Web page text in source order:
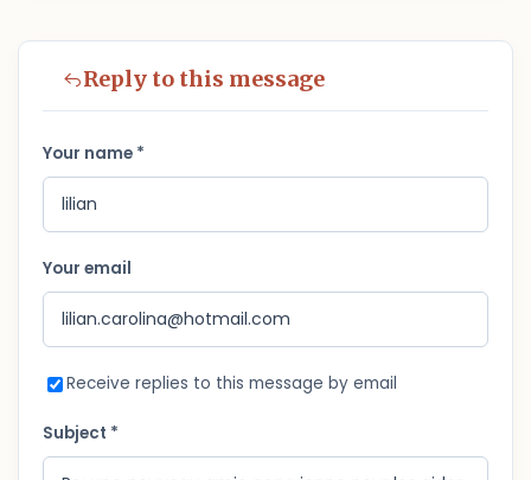
Reply to this message
Your name *
Your email
Receive replies to this message by email
Subject *